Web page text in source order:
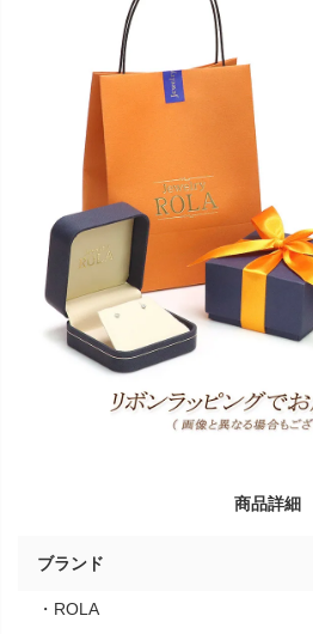
商品詳細
ブランド
・ROLA